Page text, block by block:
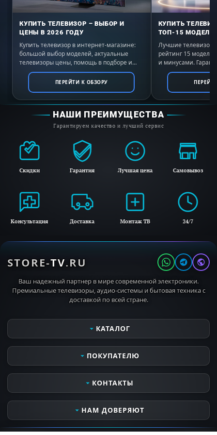
мощности, а затем снижает её до
необходимой для приготовления для
КУПИТЬ ТЕЛЕВИЗОР – ВЫБОР И
ЦЕНЫ В 2026 ГОДУ
Купить телевизор в интернет-магазине:
большой выбор моделей, актуальные
телевизоры цены, помощь в подборе и
выгодные условия покупки с доставкой по
всей России.ПЕРЕЙТИ К ОБЗОРУ
КУПИТЬ
ТОП-15
Лучшие телевизоры
рейтинг 15
и минусами.
России. Выбирайте
НАШИ ПРЕИМУЩЕСТВА
Гарантируем качество и лучший сервис
Скидки Гарантия Лучшая цена Самовывоз
Консультация Доставка Монтаж ТВ 24/7
STORE-TV.RU
Ваш надежный партнер в мире современной электроники.
Премиальные телевизоры, аудио-системы и бытовая техника с
доставкой по всей стране.
КАТАЛОГ
Телевизоры
Мониторы
Аудио- видеотехника
Кронштейны для ТВ
MIELE OUTDOOR
Бытовая техника
ПОКУПАТЕЛЮ
Сервисные услуги
Оплата и получение заказа
Контактная информация
Доставка и самовывоз
Все о компании
КОНТАКТЫ
Откроется через 27 мин
НАМ ДОВЕРЯЮТ